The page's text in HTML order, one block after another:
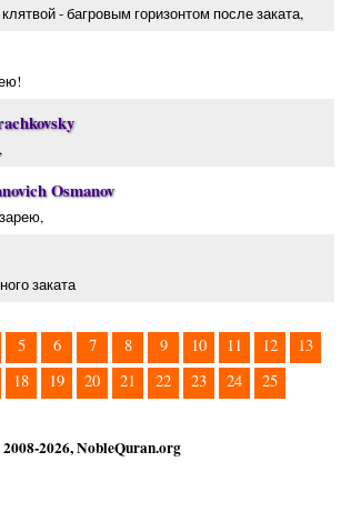
- багровым горизонтом после заката,
Osmanov
заката
5 6 7 8 9 10 11 12
13
18 19 20 21 22 23 24 25
2008-2026, NobleQuran.org